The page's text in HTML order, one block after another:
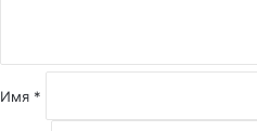
и
й
Имя *